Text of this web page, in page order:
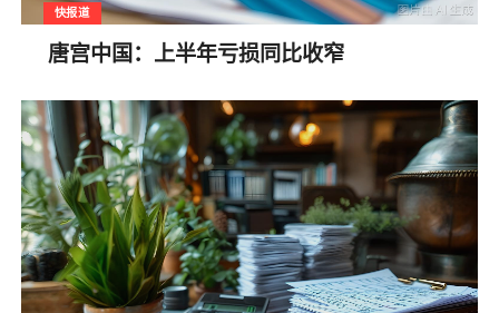
快报道
唐宫中国：上半年亏损同比收窄